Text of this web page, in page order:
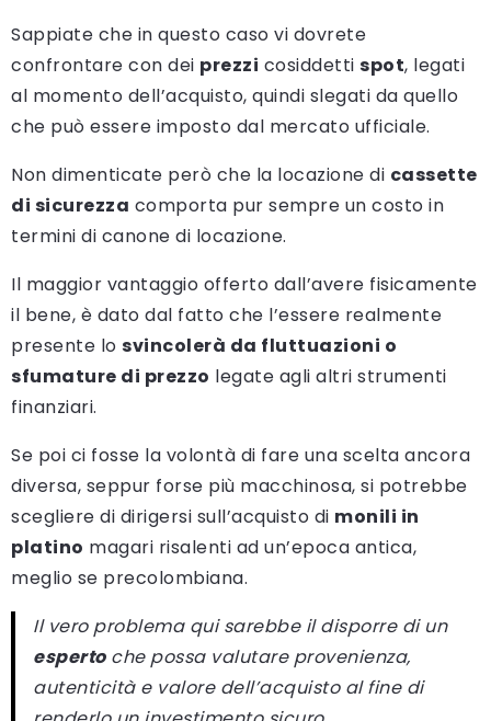
Sappiate che in questo caso vi dovrete
confrontare con dei prezzi cosiddetti spot, legati
al momento dell’acquisto, quindi slegati da quello
che può essere imposto dal mercato ufficiale.
Non dimenticate però che la locazione di cassette
di sicurezza comporta pur sempre un costo in
termini di canone di locazione.
Il maggior vantaggio offerto dall’avere fisicamente
il bene, è dato dal fatto che l’essere realmente
presente lo svincolerà da fluttuazioni o
sfumature di prezzo legate agli altri strumenti
finanziari.
Se poi ci fosse la volontà di fare una scelta ancora
diversa, seppur forse più macchinosa, si potrebbe
scegliere di dirigersi sull’acquisto di monili in
platino magari risalenti ad un’epoca antica,
meglio se precolombiana.
Il vero problema qui sarebbe il disporre di un
espertoche possa valutare provenienza,
autenticità e valore dell’acquisto al fine di